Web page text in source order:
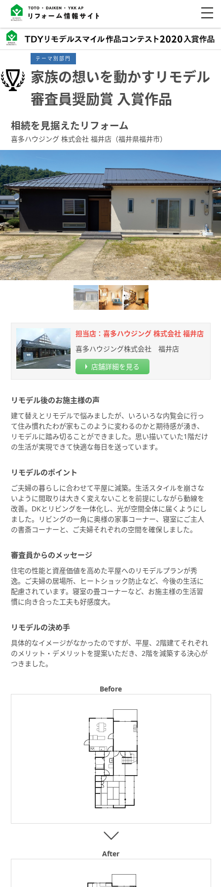
テーマ別部門
家族の想いを動かすリモデル
審査員奨励賞 入賞作品
相続を見据えたリフォーム
喜多ハウジング 株式会社 福井店（福井県福井市）
担当店：喜多ハウジング 株式会社 福井店
喜多ハウジング株式会社 福井店
店舗詳細を見る
リモデル後のお施主様の声
建て替えとリモデルで悩みましたが、いろいろな内覧会に行っ
て住み慣れたわが家もこのように変わるのかと期待感が湧き、
リモデルに踏み切ることができました。思い描いていた1階だけ
の生活が実現できて快適な毎日を送っています。
リモデルのポイント
ご夫婦の暮らしに合わせて平屋に減築。生活スタイルを崩さな
いように間取りは大きく変えないことを前提にしながら動線を
改善。DKとリビングを一体化し、光が空間全体に届くようにし
ました。リビングの一角に奥様の家事コーナー、寝室にご主人
の書斎コーナーと、ご夫婦それぞれの空間を確保しました。
審査員からのメッセージ
住宅の性能と資産価値を高めた平屋へのリモデルプランが秀
逸。ご夫婦の居場所、ヒートショック防止など、今後の生活に
配慮されています。寝室の畳コーナーなど、お施主様の生活習
慣に向き合った工夫も好感度大。
リモデルの決め手
具体的なイメージがなかったのですが、平屋、2階建てそれぞれ
のメリット・デメリットを提案いただき、2階を減築する決心が
つきました。
Before
After